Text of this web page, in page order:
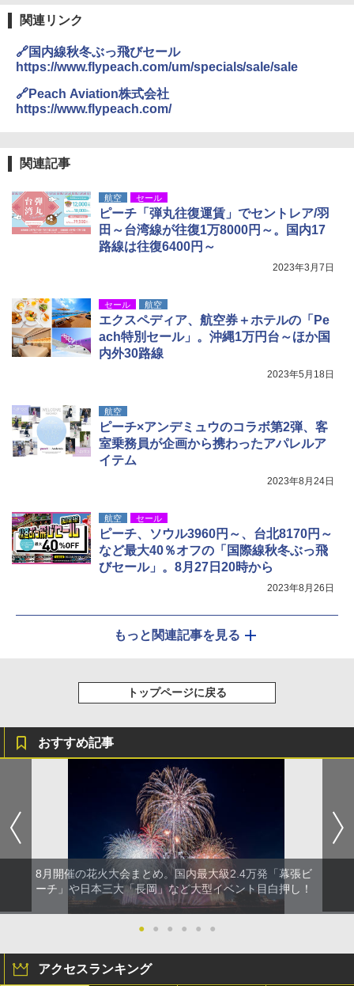
A26 地球の歩き方 チェコ ポーランド スロヴ
ァキア 2026～2027 地球の歩き方A ヨーロッ
パ
解く (講談社現代新書)
￥1,540
テント ワンタッチ RENEW 幅200 2-3人用 43
500002(89232)
￥5,999
￥9,990
[キャンパーズコレクション 山善] 傘みたいに
広げるだけ パッとサッとテント キューブワ
ッシュ 4人用 簡単設置 ポップアップテント P
ATCW-150B エクルベージュ
￥-
付き ヒグマ・イノシシ対策 自治体・教育機
関の購入実績 登山・キャンプ・アウトドア・
防災用品 長期保存可能 緊急時用 日本国内発
送
￥3,680
ンパクト多機能設計 持ち運び便利 アウトド
ア/オフィス/教育現場/展示会用 緑
￥1,180
ブラックラバーコーティング UPF50+ UVカ
ット 5000mm耐水圧 210D生地 遮光
￥6,579
関連リンク
🔗国内線秋冬ぶっ飛びセール
https://www.flypeach.com/um/specials/sale/sale
🔗Peach Aviation株式会社
https://www.flypeach.com/
関連記事
航空 セール
ピーチ「弾丸往復運賃」でセントレア/羽
田～台湾線が往復1万8000円～。国内17
路線は往復6400円～
2023年3月7日
セール 航空
エクスペディア、航空券＋ホテルの「Pe
ach特別セール」。沖縄1万円台～ほか国
内外30路線
2023年5月18日
航空
ピーチ×アンデミュウのコラボ第2弾、客
室乗務員が企画から携わったアパレルア
イテム
2023年8月24日
航空 セール
ピーチ、ソウル3960円～、台北8170円～
など最大40％オフの「国際線秋冬ぶっ飛
びセール」。8月27日20時から
2023年8月26日
もっと関連記事を見る
トップページに戻る
おすすめ記事
8月開催の花火大会まとめ。国内最大級2.4万発「幕張ビ
ーチ」や日本三大「長岡」など大型イベント目白押し！
● ● ● ● ● ●
アクセスランキング